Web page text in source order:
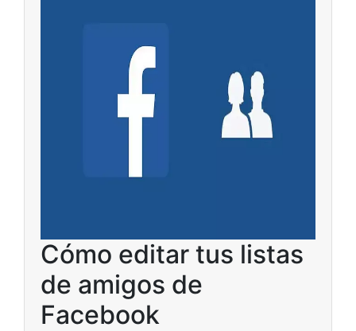
Cómo editar tus listas
de amigos de
Facebook